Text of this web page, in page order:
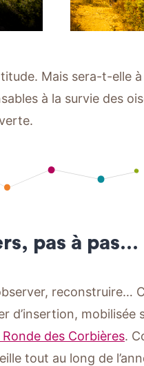
Mais sera-t-elle
à la survie des
pas à
reconstruire…
d’insertion, mobilisée
des Corbières.
tout au long de